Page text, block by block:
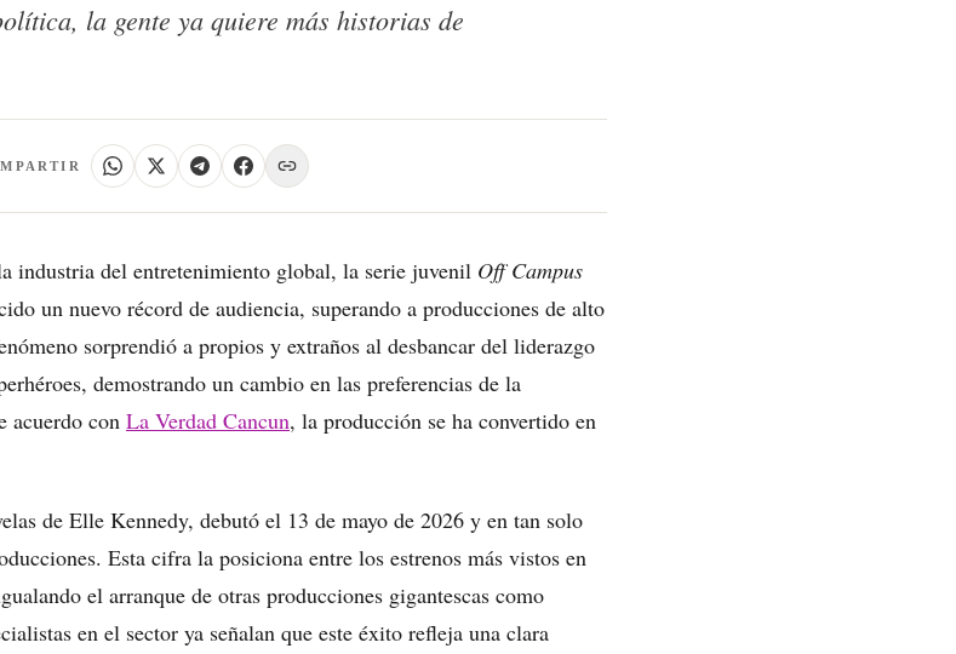
la gente ya quiere más historias de
industria del entretenimiento global, la serie juvenil Off Campus
un nuevo récord de audiencia, superando a producciones de alto
sorprendió a propios y extraños al desbancar del liderazgo
demostrando un cambio en las preferencias de la
acuerdo con La Verdad Cancun, la producción se ha convertido en
de Elle Kennedy, debutó el 13 de mayo de 2026 y en tan solo
Esta cifra la posiciona entre los estrenos más vistos en
el arranque de otras producciones gigantescas como
en el sector ya señalan que este éxito refleja una clara